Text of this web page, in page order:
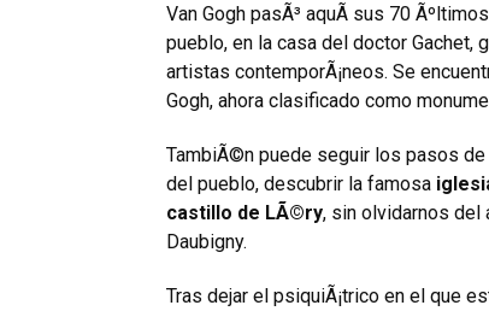
Van Gogh pasÃ³ aquÃ­ sus 70
pueblo, en la casa del doctor
artistas contemporÃ¡neos. Se
Gogh, ahora clasificado como
TambiÃ©n puede seguir los pasos
del pueblo, descubrir la famosa
castillo de LÃ©ry, sin olvidarnos del
Daubigny.
Tras dejar el psiquiÃ¡trico en el que